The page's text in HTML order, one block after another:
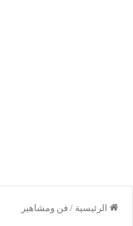
الرئيسية / فن ومشاهير